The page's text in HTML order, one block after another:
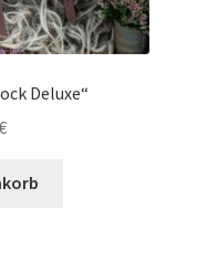
Deluxe“